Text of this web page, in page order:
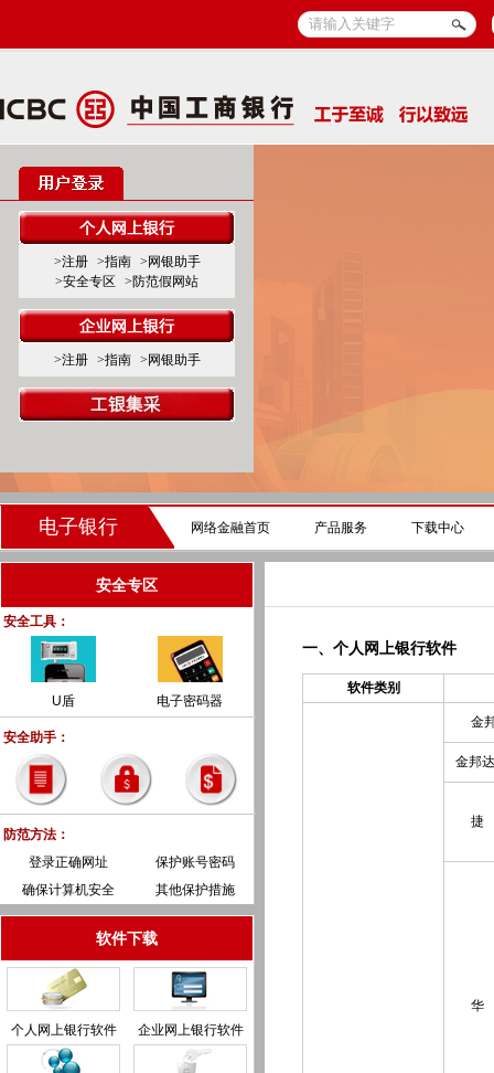
>注册 >指南
>网银助手
>安全专区
>防范假网站
>注册 >指南 >网银助手
电子银行 网络金融首页 产品服务 下载中心
安全专区
安全工具：
U盾 电子密码器
安全助手：
防范方法：
登录正确网址
保护账号密码
确保计算机安全
其他保护措施
软件下载
个人网上银行软件 企业网上银行软件
一、个人网上银行软件
软件类别
金
金邦
捷
华